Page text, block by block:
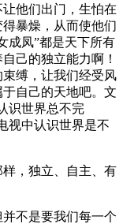
他们出门，生怕在
暴燥，从而使他们
成凤”都是天下所有
己的独立能力啊！
缚，让我们经受风
自己的天地吧。文
识世界总不完
视中认识世界是不
，独立、自主、有
不是要我们每一个